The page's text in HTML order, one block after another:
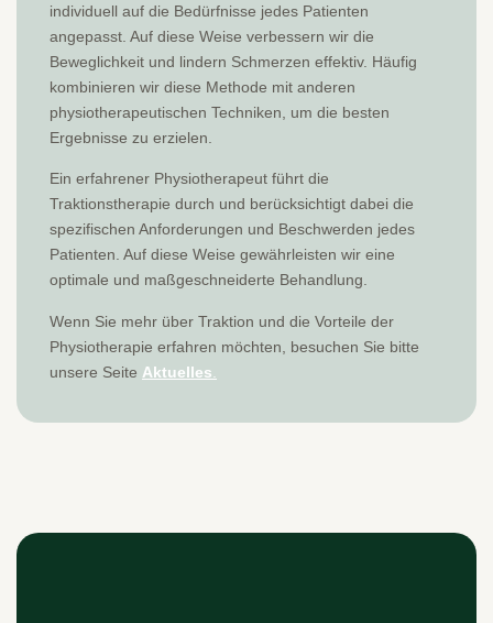
individuell auf die Bedürfnisse jedes Patienten
angepasst. Auf diese Weise verbessern wir die
Beweglichkeit und lindern Schmerzen effektiv. Häufig
kombinieren wir diese Methode mit anderen
physiotherapeutischen Techniken, um die besten
Ergebnisse zu erzielen.
Ein erfahrener Physiotherapeut führt die
Traktionstherapie durch und berücksichtigt dabei die
spezifischen Anforderungen und Beschwerden jedes
Patienten. Auf diese Weise gewährleisten wir eine
optimale und maßgeschneiderte Behandlung.
Wenn Sie mehr über Traktion und die Vorteile der
Physiotherapie erfahren möchten, besuchen Sie bitte
unsere Seite Aktuelles